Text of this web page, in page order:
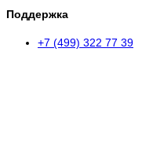
Поддержка
+7 (499) 322 77 39